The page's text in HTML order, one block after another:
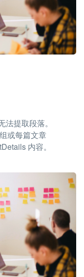
提取段落。
或每篇文章
内容。